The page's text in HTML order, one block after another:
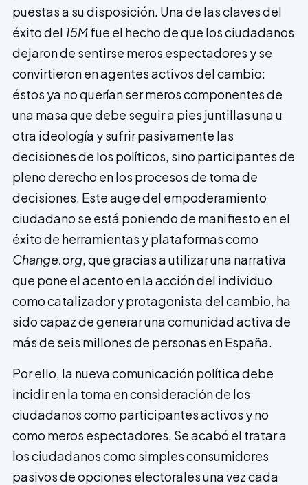
puestas a su disposición. Una de las claves del
éxito del 15Mfue el hecho de que los ciudadanos
dejaron de sentirse meros espectadores y se
convirtieron en agentes activos del cambio:
éstos ya no querían ser meros componentes de
una masa que debe seguir a pies juntillas una u
otra ideología y sufrir pasivamente las
decisiones de los políticos, sino participantes de
pleno derecho en los procesos de toma de
decisiones. Este auge del empoderamiento
ciudadano se está poniendo de manifiesto en el
éxito de he­rramientas y plataformas como
Change.org, que gracias a utilizar una narrativa
que pone el acento en la acción del individuo
como ca­talizador y protagonista del cambio, ha
sido capaz de generar una comunidad activa de
más de seis millones de personas en España.
Por ello, la nueva comunicación política debe
incidir en la toma en consideración de los
ciudadanos como participantes activos y no
como meros espectadores. Se acabó el tratar a
los ciudadanos como simples consumidores
pasivos de opciones electorales una vez cada